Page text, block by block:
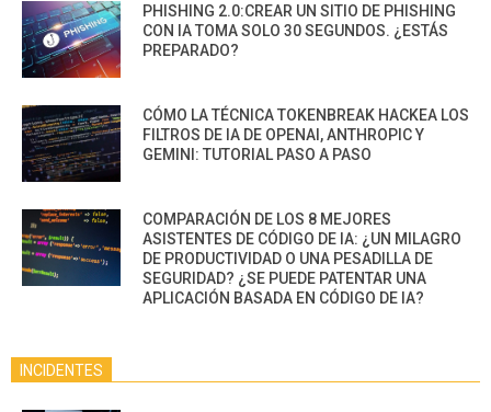
PHISHING 2.0:CREAR UN SITIO DE PHISHING
CON IA TOMA SOLO 30 SEGUNDOS. ¿ESTÁS
PREPARADO?
CÓMO LA TÉCNICA TOKENBREAK HACKEA LOS
FILTROS DE IA DE OPENAI, ANTHROPIC Y
GEMINI: TUTORIAL PASO A PASO
COMPARACIÓN DE LOS 8 MEJORES
ASISTENTES DE CÓDIGO DE IA: ¿UN MILAGRO
DE PRODUCTIVIDAD O UNA PESADILLA DE
SEGURIDAD? ¿SE PUEDE PATENTAR UNA
APLICACIÓN BASADA EN CÓDIGO DE IA?
INCIDENTES